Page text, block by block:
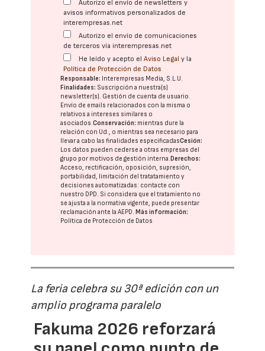
Autorizo el envío de newsletters y
avisos informativos personalizados de
interempresas.net
Autorizo el envío de comunicaciones
de terceros vía interempresas.net
He leído y acepto elAviso Legal y la
Política de Protección de Datos
Responsable: Interempresas Media, S.L.U.
Finalidades: Suscripción a nuestra(s)
newsletter(s). Gestión de cuenta de usuario.
Envío de emails relacionados con la misma o
relativos a intereses similares o
asociados.Conservación: mientras dure la
relación con Ud., o mientras sea necesario para
llevar a cabo las finalidades especificadasCesión:
Los datos pueden cederse a otras empresas del
grupo por motivos de gestión interna. Derechos:
Acceso, rectificación, oposición, supresión,
portabilidad, limitación del tratatamiento y
decisiones automatizadas: contacte con
nuestro DPD. Si considera que el tratamiento no
se ajusta a la normativa vigente, puede presentar
reclamación ante laAEPD. Más información:
Política de Protección de Datos
La feria celebra su 30ª edición con un
amplio programa paralelo
Fakuma 2026 reforzará